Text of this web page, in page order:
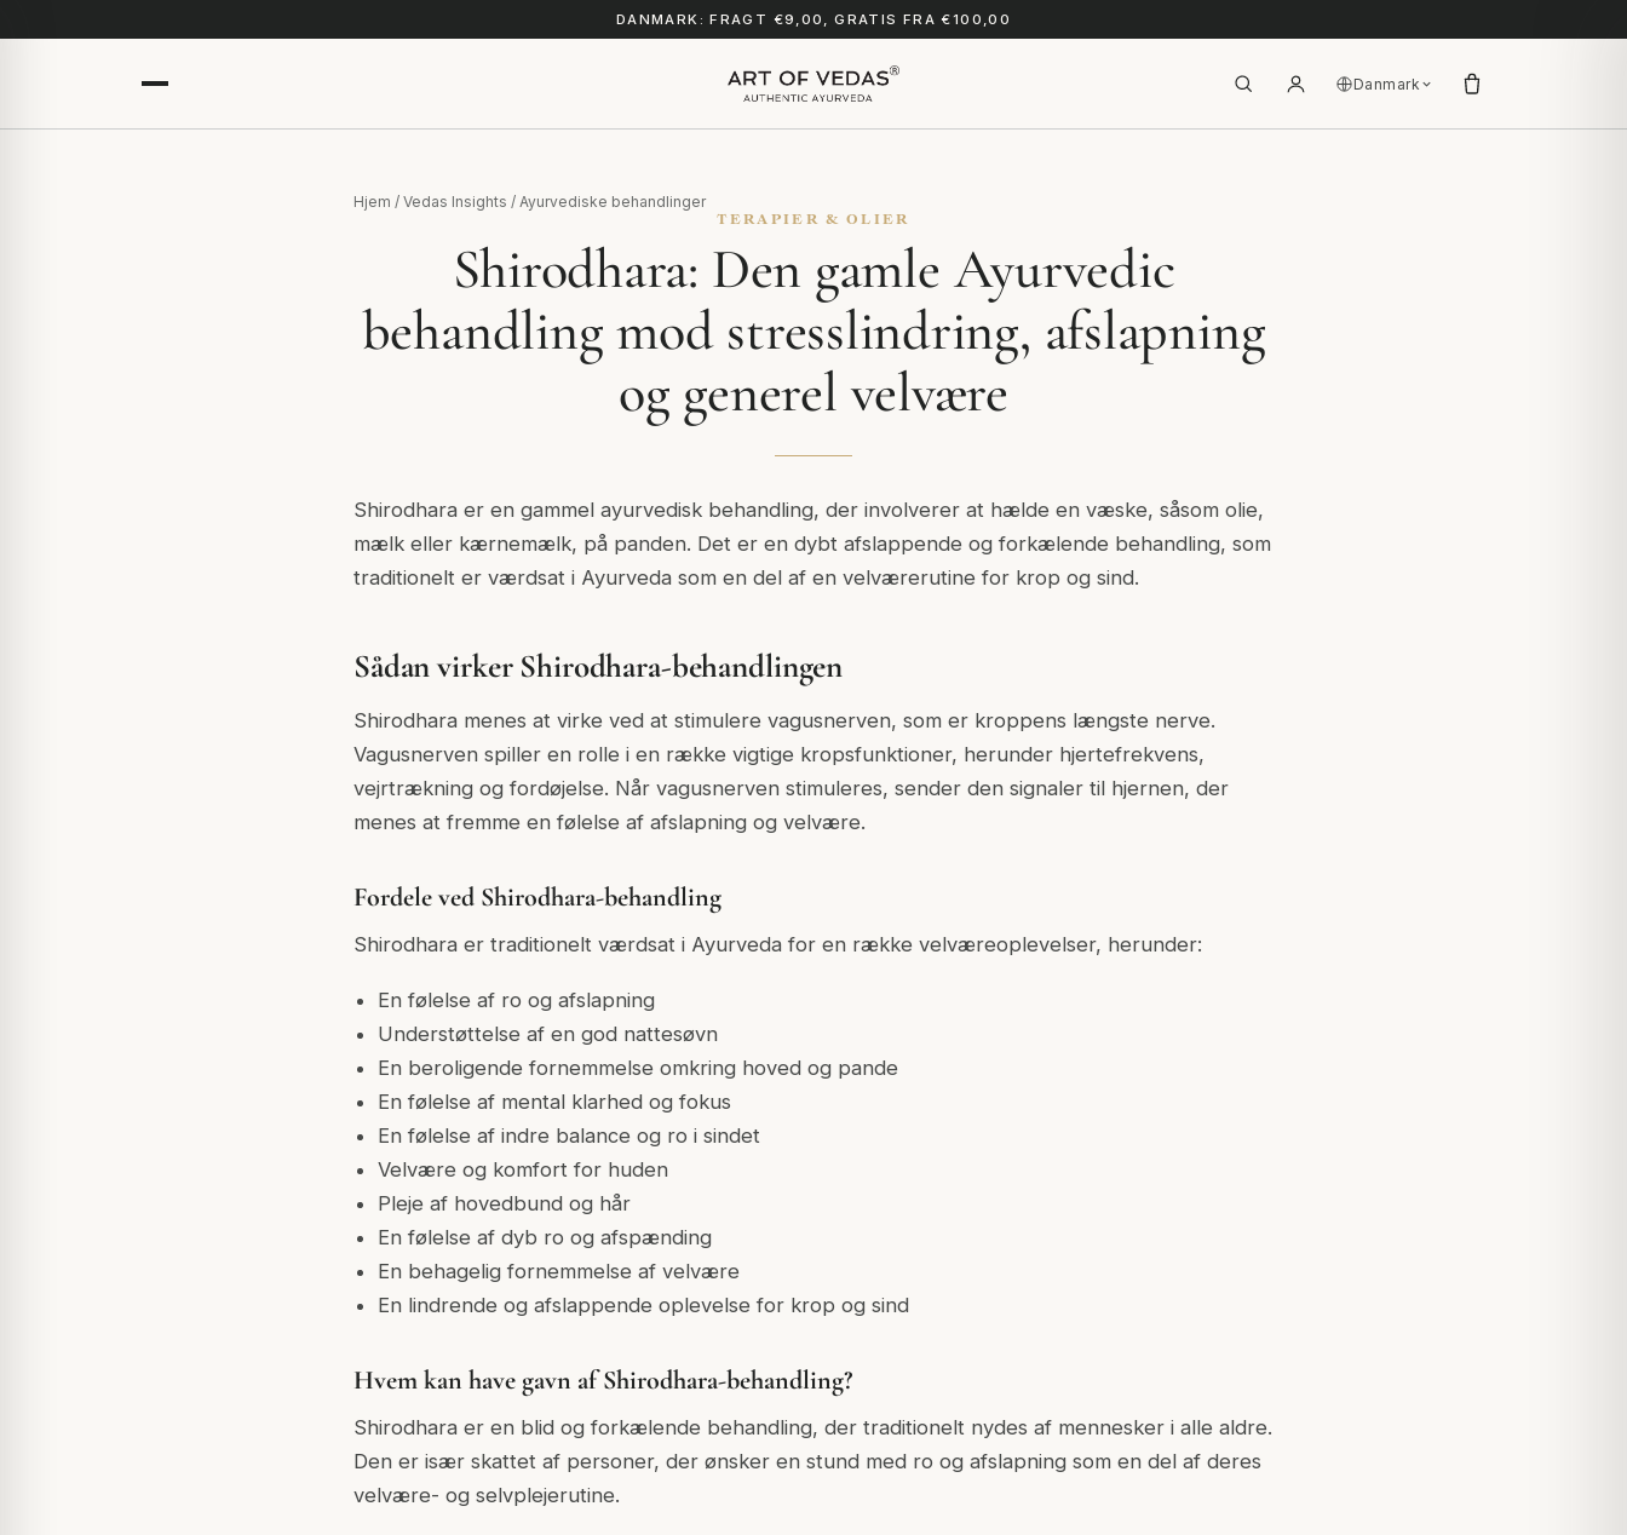
DANMARK: FRAGT €9,00, GRATIS FRA €100,00
Danmark
Hjem / Vedas Insights / Ayurvediske behandlinger
TERAPIER & OLIER
Shirodhara: Den gamle Ayurvedic
behandling mod stresslindring, afslapning
og generel velvære
Shirodhara er en gammel ayurvedisk behandling, der involverer at hælde en væske, såsom olie,
mælk eller kærnemælk, på panden. Det er en dybt afslappende og forkælende behandling, som
traditionelt er værdsat i Ayurveda som en del af en velværerutine for krop og sind.
Sådan virker Shirodhara-behandlingen
Shirodhara menes at virke ved at stimulere vagusnerven, som er kroppens længste nerve.
Vagusnerven spiller en rolle i en række vigtige kropsfunktioner, herunder hjertefrekvens,
vejrtrækning og fordøjelse. Når vagusnerven stimuleres, sender den signaler til hjernen, der
menes at fremme en følelse af afslapning og velvære.
Fordele ved Shirodhara-behandling
Shirodhara er traditionelt værdsat i Ayurveda for en række velværeoplevelser, herunder:
En følelse af ro og afslapning
Understøttelse af en god nattesøvn
En beroligende fornemmelse omkring hoved og pande
En følelse af mental klarhed og fokus
En følelse af indre balance og ro i sindet
Velvære og komfort for huden
Pleje af hovedbund og hår
En følelse af dyb ro og afspænding
En behagelig fornemmelse af velvære
En lindrende og afslappende oplevelse for krop og sind
Hvem kan have gavn af Shirodhara-behandling?
Shirodhara er en blid og forkælende behandling, der traditionelt nydes af mennesker i alle aldre.
Den er især skattet af personer, der ønsker en stund med ro og afslapning som en del af deres
velvære- og selvplejerutine.